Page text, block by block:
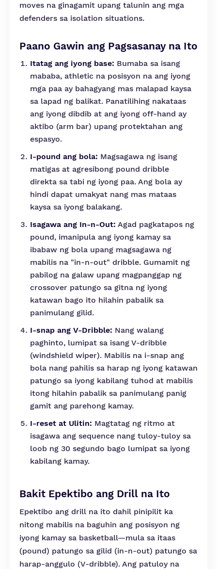
moves na ginagamit upang talunin ang mga
defenders sa isolation situations.
Paano Gawin ang Pagsasanay na Ito
Itatag ang iyong base: Bumaba sa isang
mababa, athletic na posisyon na ang iyong
mga paa ay bahagyang mas malapad kaysa
sa lapad ng balikat. Panatilihing nakataas
ang iyong dibdib at ang iyong off-hand ay
aktibo (arm bar) upang protektahan ang
espasyo.
I-pound ang bola: Magsagawa ng isang
matigas at agresibong pound dribble
direkta sa tabi ng iyong paa. Ang bola ay
hindi dapat umakyat nang mas mataas
kaysa sa iyong balakang.
Isagawa ang In-n-Out: Agad pagkatapos ng
pound, imanipula ang iyong kamay sa
ibabaw ng bola upang magsagawa ng
mabilis na "in-n-out" dribble. Gumamit ng
pabilog na galaw upang magpanggap ng
crossover patungo sa gitna ng iyong
katawan bago ito hilahin pabalik sa
panimulang gilid.
I-snap ang V-Dribble: Nang walang
paghinto, lumipat sa isang V-dribble
(windshield wiper). Mabilis na i-snap ang
bola nang pahilis sa harap ng iyong katawan
patungo sa iyong kabilang tuhod at mabilis
itong hilahin pabalik sa panimulang panig
gamit ang parehong kamay.
I-reset at Ulitin: Magtatag ng ritmo at
isagawa ang sequence nang tuloy-tuloy sa
loob ng 30 segundo bago lumipat sa iyong
kabilang kamay.
Bakit Epektibo ang Drill na Ito
Epektibo ang drill na ito dahil pinipilit ka
nitong mabilis na baguhin ang posisyon ng
iyong kamay sa basketball—mula sa itaas
(pound) patungo sa gilid (in-n-out) patungo sa
harap-anggulo (V-dribble). Ang patuloy na